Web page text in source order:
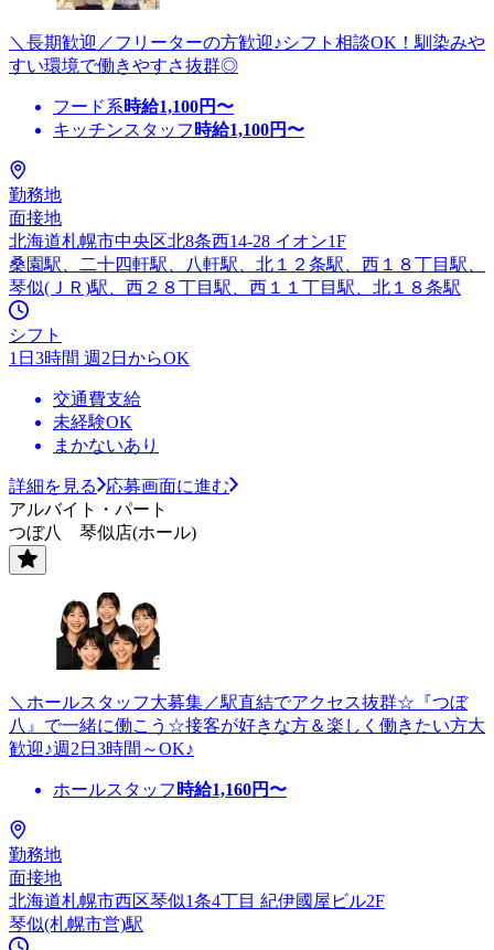
＼長期歓迎／フリーターの方歓迎♪シフト相談OK！馴染みや
すい環境で働きやすさ抜群◎
フード系時給1,100円〜
キッチンスタッフ 時給1,100円〜
勤務地
面接地
北海道札幌市中央区北8条西14-28 イオン1F
桑園駅、二十四軒駅、八軒駅、北１２条駅、西１８丁目駅、
琴似(ＪＲ)駅、西２８丁目駅、西１１丁目駅、北１８条駅
シフト
1日3時間 週2日からOK
交通費支給
未経験OK
まかないあり
詳細を見る
応募画面に進む
アルバイト・パート
つぼ八 琴似店(ホール)
＼ホールスタッフ大募集／駅直結でアクセス抜群☆『つぼ
八』で一緒に働こう☆接客が好きな方＆楽しく働きたい方大
歓迎♪週2日3時間～OK♪
ホールスタッフ 時給1,160円〜
勤務地
面接地
北海道札幌市西区琴似1条4丁目 紀伊國屋ビル2F
琴似(札幌市営)駅